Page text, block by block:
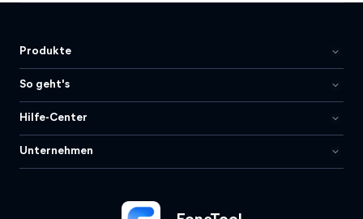
Produkte
So geht's
Hilfe-Center
Unternehmen